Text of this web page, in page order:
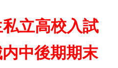
立高校入試
中後期期末